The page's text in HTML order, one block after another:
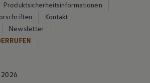
Produktsicherheitsinformationen
Kontakt
Newsletter